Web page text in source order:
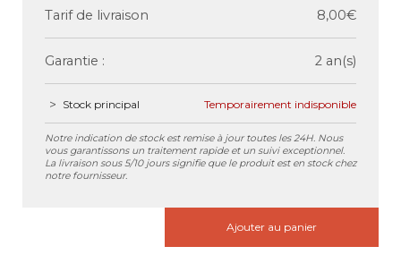
Tarif de livraison
8,00€
Garantie : 2 an(s)
Stock principal Temporairement indisponible
Notre indication de stock est remise à jour toutes les 24H. Nous
vous garantissons un traitement rapide et un suivi exceptionnel.
La livraison sous 5/10 jours signifie que le produit est en stock chez
notre fournisseur.
Ajouter au panier